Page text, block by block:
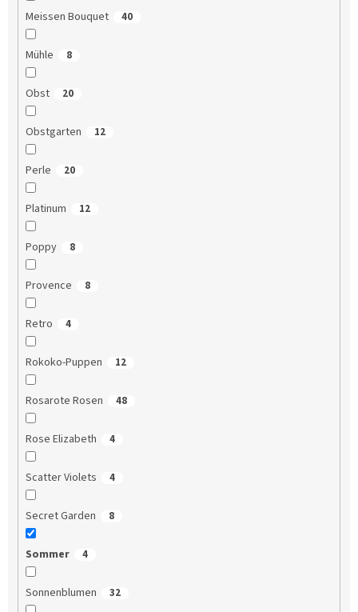
Meissen Bouquet 40
Mühle 8
Obst 20
Obstgarten 12
Perle 20
Platinum 12
Poppy 8
Provence 8
Retro 4
Rokoko-Puppen 12
Rosarote Rosen 48
Rose Elizabeth 4
Scatter Violets 4
Secret Garden 8
Sommer 4
Sonnenblumen 32